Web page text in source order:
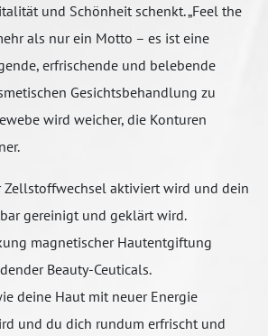
und Schönheit schenkt. „Feel the
als nur ein Motto – es ist eine
erfrischende und belebende
Gesichtsbehandlung zu
wird weicher, die Konturen
Zellstoffwechsel aktiviert wird und dein
gereinigt und geklärt wird.
magnetischer Hautentgiftung
Beauty-Ceuticals.
deine Haut mit neuer Energie
und du dich rundum erfrischt und